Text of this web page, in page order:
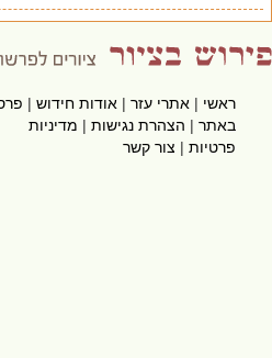
ראשי|אתרי עזר|אודות חידוש|פרסם
באתר|הצהרת נגישות|מדיניות
פרטיות|צור קשר